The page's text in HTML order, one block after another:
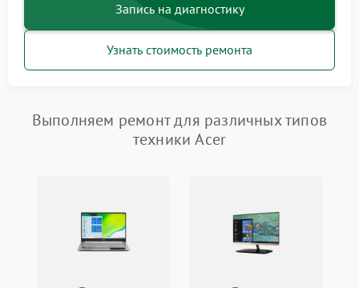
Запись на диагностику
Узнать стоимость ремонта
Выполняем ремонт для различных типов
техники Acer